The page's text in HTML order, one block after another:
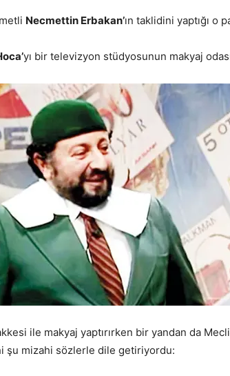
Necmettin Erbakan’ın taklidini yaptığı o
yı bir televizyon stüdyosunun makyaj
ile makyaj yaptırırken bir yandan da
şu mizahi sözlerle dile getiriyordu: